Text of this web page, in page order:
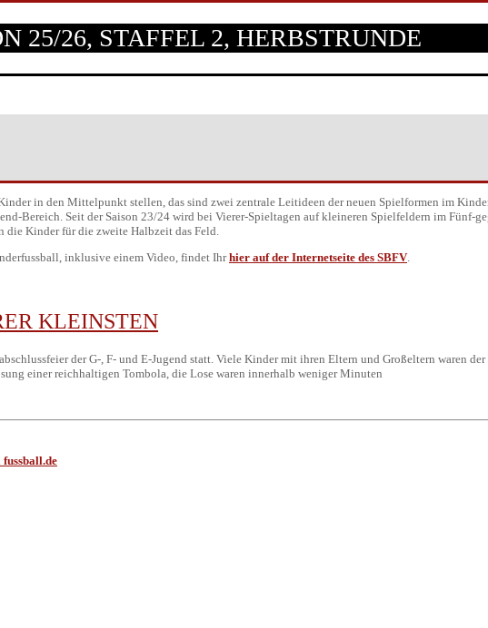
25/26, STAFFEL 2, HERBSTRUNDE
in den Mittelpunkt stellen, das sind zwei zentrale Leitideen der neuen Spielformen im
Bereich. Seit der Saison 23/24 wird bei Vierer-Spieltagen auf kleineren Spielfeldern im
die Kinder für die zweite Halbzeit das Feld.
inklusive einem Video, findet Ihrhier auf der Internetseite des SBFV.
KLEINSTEN
der G-, F- und E-Jugend statt. Viele Kinder mit ihren Eltern und Großeltern waren
einer reichhaltigen Tombola, die Lose waren innerhalb weniger Minuten